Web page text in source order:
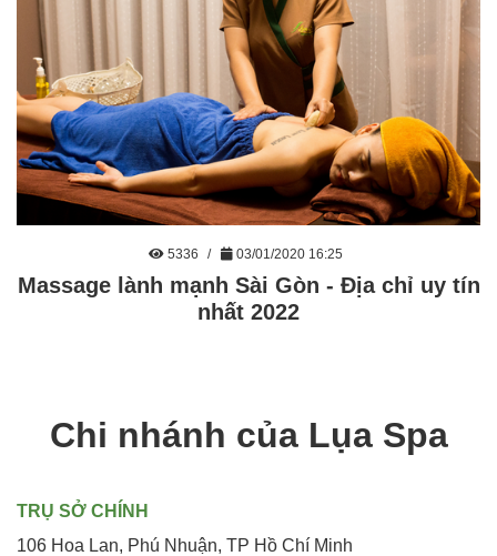
5336 03/01/2020 16:25
Massage lành mạnh Sài Gòn - Địa chỉ uy tín
nhất 2022
Chi nhánh của Lụa Spa
TRỤ SỞ CHÍNH
106 Hoa Lan, Phú Nhuận, TP Hồ Chí Minh